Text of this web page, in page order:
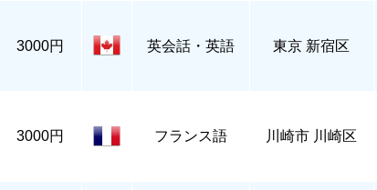
3000円 英会話・英語 東京 新宿区
3000円 フランス語 川崎市 川崎区